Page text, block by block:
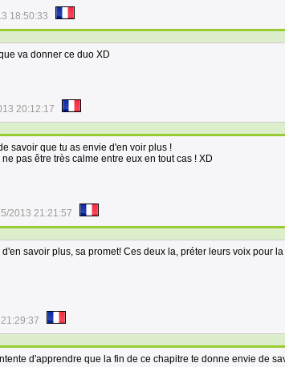
18:50:33
va donner ce duo XD
20:12:17
savoir que tu as envie d'en voir plus !
pas être très calme entre eux en tout cas ! XD
2013 21:21:57
savoir plus, sa promet! Ces deux la, préter leurs voix pour
d'apprendre que la fin de ce chapitre te donne envie de